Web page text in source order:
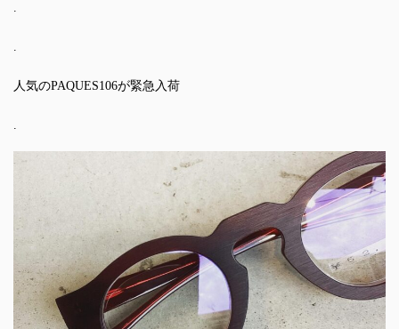
.
.
人気のPAQUES106が緊急入荷
.